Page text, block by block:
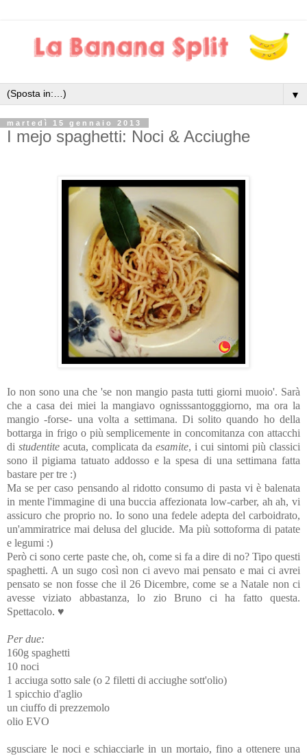
▼
martedì 15 gennaio 2013
I mejo spaghetti: Noci & Acciughe
Io non sono una che 'se non mangio pasta tutti giorni muoio'. Sarà
che a casa dei miei la mangiavo ognisssantogggiorno, ma ora la
mangio -forse- una volta a settimana. Di solito quando ho della
bottarga in frigo o più semplicemente in concomitanza con attacchi
di studentite acuta, complicata da esamite, i cui sintomi più classici
sono il pigiama tatuato addosso e la spesa di una settimana fatta
bastare per tre :)
Ma se per caso pensando al ridotto consumo di pasta vi è balenata
in mente l'immagine di una buccia affezionata low-carber, ah ah, vi
assicuro che proprio no. Io sono una fedele adepta del carboidrato,
un'ammiratrice mai delusa del glucide. Ma più sottoforma di patate
e legumi :)
Però ci sono certe paste che, oh, come si fa a dire di no? Tipo questi
spaghetti. A un sugo così non ci avevo mai pensato e mai ci avrei
pensato se non fosse che il 26 Dicembre, come se a Natale non ci
avesse viziato abbastanza, lo zio Bruno ci ha fatto questa.
Spettacolo. ♥
Per due:
160g spaghetti
10 noci
1 acciuga sotto sale (o 2 filetti di acciughe sott'olio)
1 spicchio d'aglio
un ciuffo di prezzemolo
olio EVO
sgusciare le noci e schiacciarle in un mortaio, fino a ottenere una